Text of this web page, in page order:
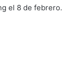
el 8 de febrero.